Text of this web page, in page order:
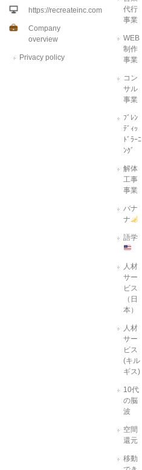
https://recreateinc.com
Company
overview
Privacy policy
代行
事業
WEB
制作
事業
コン
サル
事業
ﾌﾞﾚﾝ
ﾃﾞｨｯ
ﾄﾞﾗｰﾆ
ﾝｸﾞ
解体
工事
事業
バナ
ナ
語学
人材
サー
ビス
（日
本）
人材
サー
ビス
(キル
ギス)
10代
の脳
波
空間
還元
移動